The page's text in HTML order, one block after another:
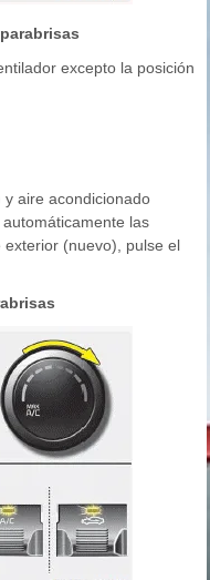
excepto la posición
aire acondicionado
las
(nuevo), pulse el